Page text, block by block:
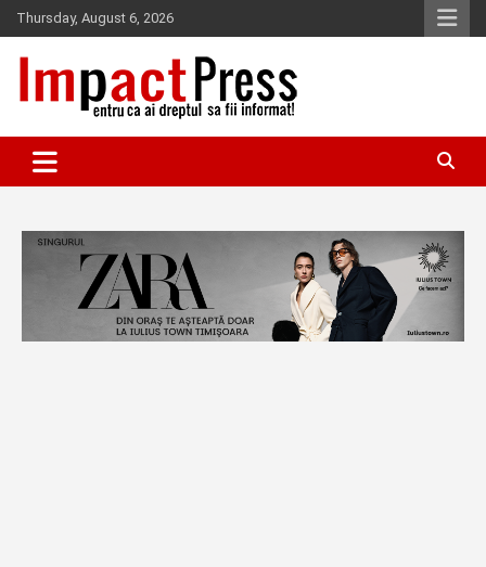
Skip
to
content
Thursday, August 6, 2026
IMPACTPRESS